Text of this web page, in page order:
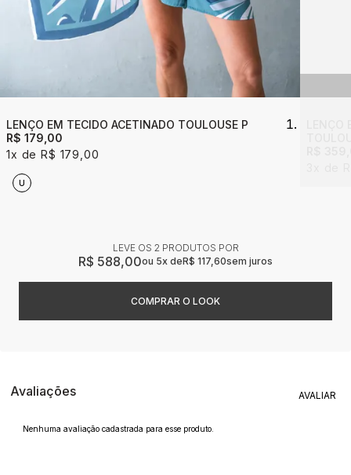
LENÇO EM TECIDO ACETINADO TOULOUSE P
R$ 179,00
1x
R$ 179,00
U
LEVE OS 2 PRODUTOS
R$ 588,00 5x R$ 117,60sem juros
Avaliações
Nenhuma avaliação cadastrada para esse produto.